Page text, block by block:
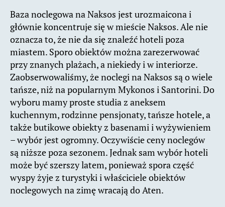
Baza noclegowa na Naksos jest urozmaicona i
głównie koncentruje się w mieście Naksos. Ale nie
oznacza to, że nie da się znaleźć hoteli poza
miastem. Sporo obiektów można zarezerwować
przy znanych plażach, a niekiedy i w interiorze.
Zaobserwowaliśmy, że noclegi na Naksos są o wiele
tańsze, niż na popularnym Mykonos i Santorini. Do
wyboru mamy proste studia z aneksem
kuchennym, rodzinne pensjonaty, tańsze hotele, a
także butikowe obiekty z basenami i wyżywieniem
– wybór jest ogromny. Oczywiście ceny noclegów
są niższe poza sezonem. Jednak sam wybór hoteli
może być szerszy latem, ponieważ spora część
wyspy żyje z turystyki i właściciele obiektów
noclegowych na zimę wracają do Aten.